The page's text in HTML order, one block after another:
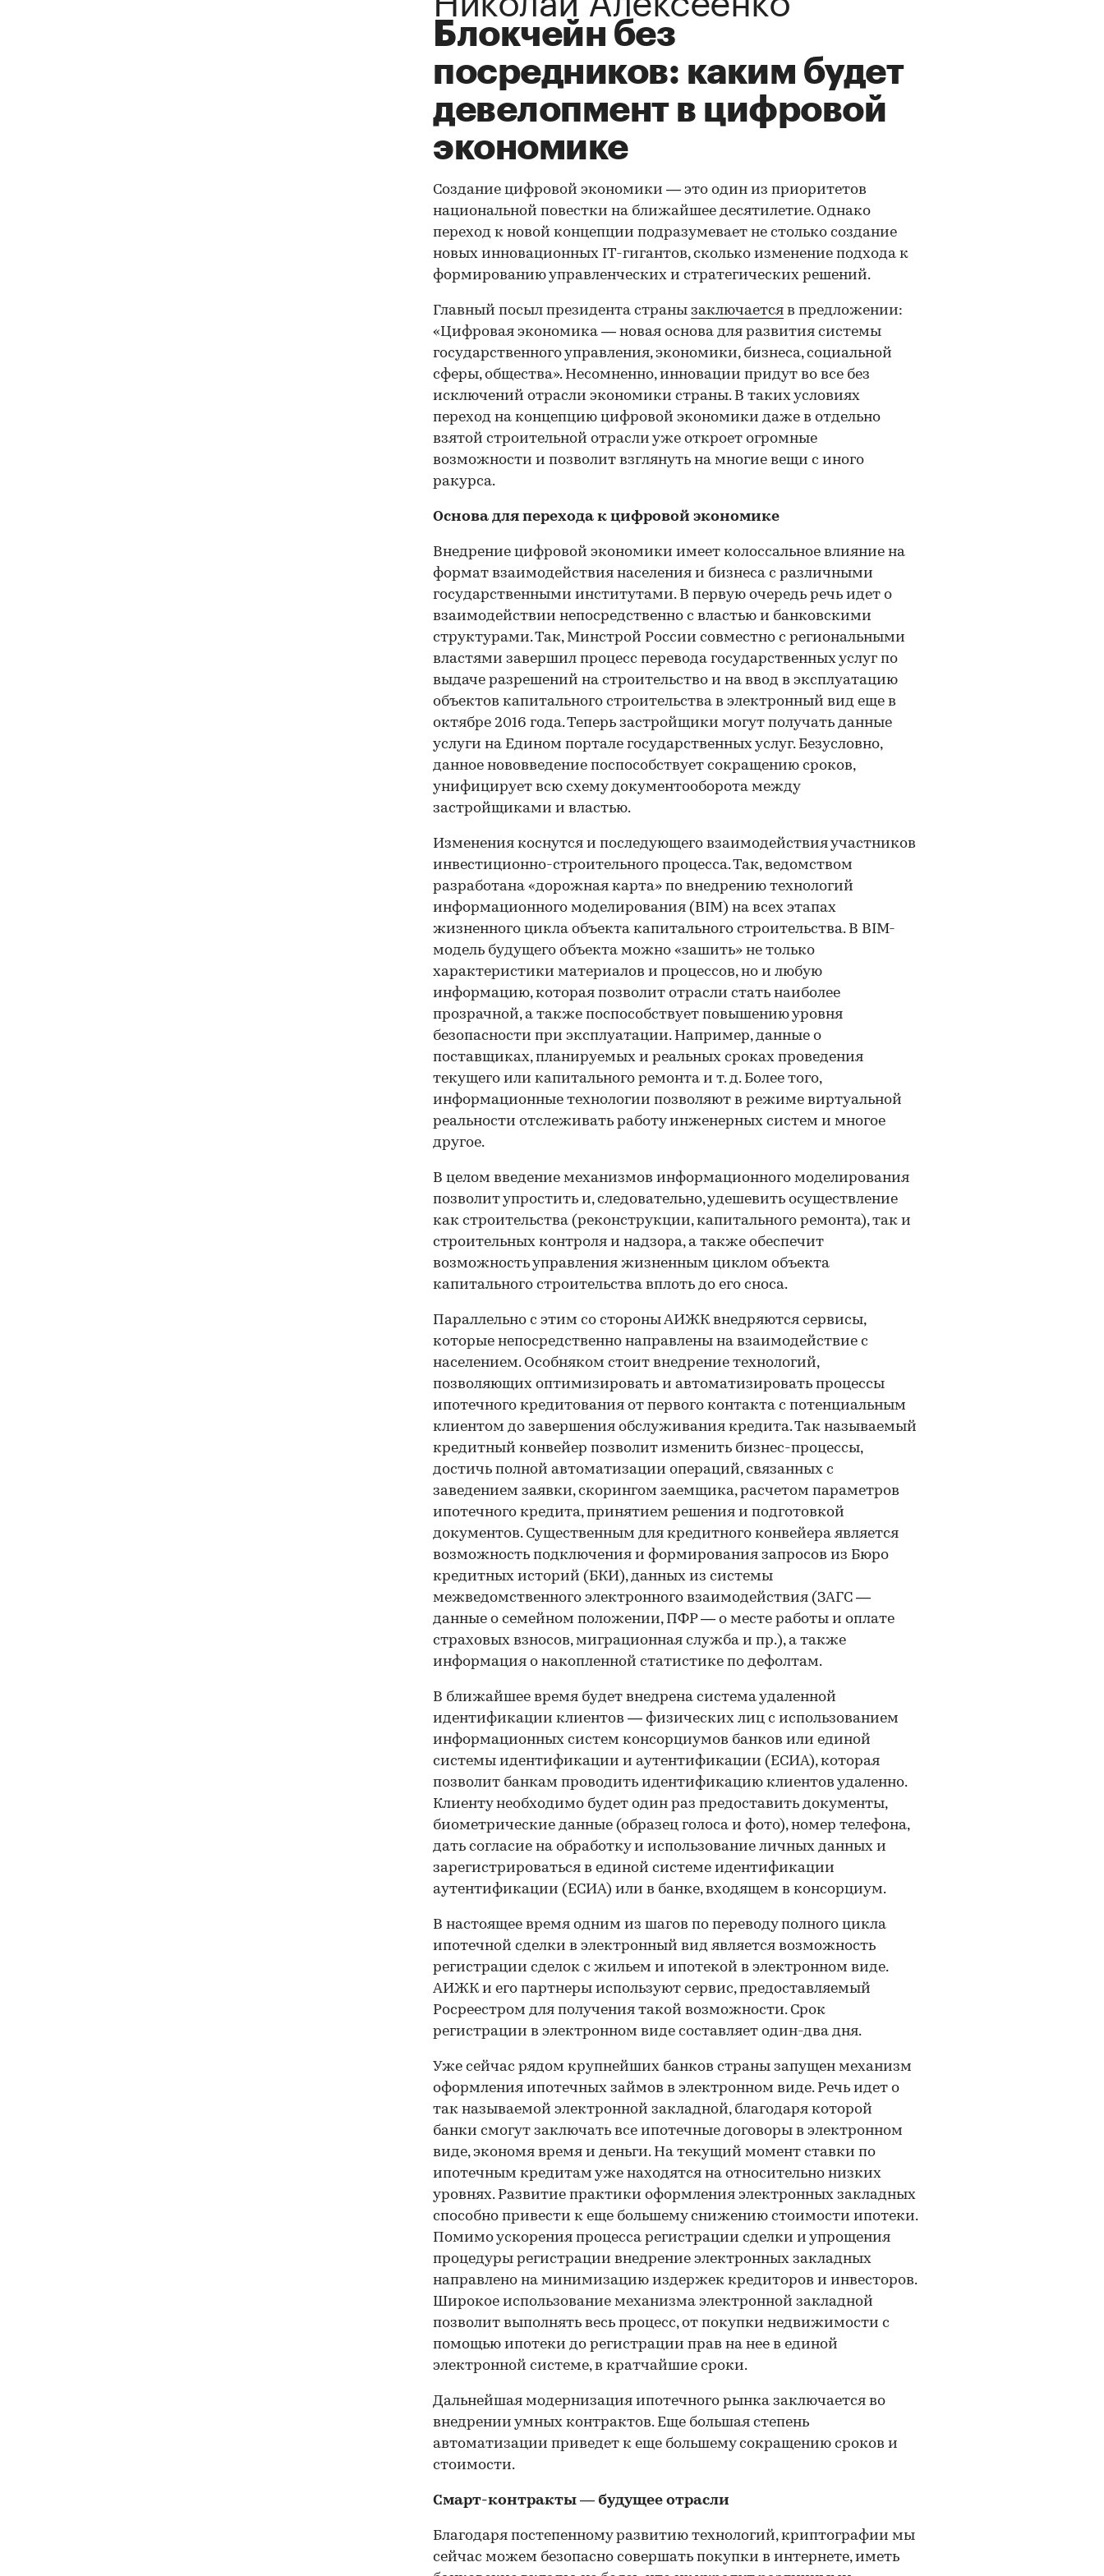
Блокчейн без
посредников: каким будет
девелопмент в цифровой
экономике
Создание цифровой экономики — это один из приоритетов
национальной повестки на ближайшее десятилетие. Однако
переход к новой концепции подразумевает не столько создание
новых инновационных IT-гигантов, сколько изменение подхода к
формированию управленческих и стратегических решений.
Главный посыл президента страны заключается в предложении:
«Цифровая экономика — новая основа для развития системы
государственного управления, экономики, бизнеса, социальной
сферы, общества». Несомненно, инновации придут во все без
исключений отрасли экономики страны. В таких условиях
переход на концепцию цифровой экономики даже в отдельно
взятой строительной отрасли уже откроет огромные
возможности и позволит взглянуть на многие вещи с иного
ракурса.
Основа для перехода к цифровой экономике
Внедрение цифровой экономики имеет колоссальное влияние на
формат взаимодействия населения и бизнеса с различными
государственными институтами. В первую очередь речь идет о
взаимодействии непосредственно с властью и банковскими
структурами. Так, Минстрой России совместно с региональными
властями завершил процесс перевода государственных услуг по
выдаче разрешений на строительство и на ввод в эксплуатацию
объектов капитального строительства в электронный вид еще в
октябре 2016 года. Теперь застройщики могут получать данные
услуги на Едином портале государственных услуг. Безусловно,
данное нововведение поспособствует сокращению сроков,
унифицирует всю схему документооборота между
застройщиками и властью.
Изменения коснутся и последующего взаимодействия участников
инвестиционно-строительного процесса. Так, ведомством
разработана «дорожная карта» по внедрению технологий
информационного моделирования (BIM) на всех этапах
жизненного цикла объекта капитального строительства. В BIM-
модель будущего объекта можно «зашить» не только
характеристики материалов и процессов, но и любую
информацию, которая позволит отрасли стать наиболее
прозрачной, а также поспособствует повышению уровня
безопасности при эксплуатации. Например, данные о
поставщиках, планируемых и реальных сроках проведения
текущего или капитального ремонта и т. д. Более того,
информационные технологии позволяют в режиме виртуальной
реальности отслеживать работу инженерных систем и многое
другое.
В целом введение механизмов информационного моделирования
позволит упростить и, следовательно, удешевить осуществление
как строительства (реконструкции, капитального ремонта), так и
строительных контроля и надзора, а также обеспечит
возможность управления жизненным циклом объекта
капитального строительства вплоть до его сноса.
Параллельно с этим со стороны АИЖК внедряются сервисы,
которые непосредственно направлены на взаимодействие с
населением. Особняком стоит внедрение технологий,
позволяющих оптимизировать и автоматизировать процессы
ипотечного кредитования от первого контакта с потенциальным
клиентом до завершения обслуживания кредита. Так называемый
кредитный конвейер позволит изменить бизнес-процессы,
достичь полной автоматизации операций, связанных с
заведением заявки, скорингом заемщика, расчетом параметров
ипотечного кредита, принятием решения и подготовкой
документов. Существенным для кредитного конвейера является
возможность подключения и формирования запросов из Бюро
кредитных историй (БКИ), данных из системы
межведомственного электронного взаимодействия (ЗАГС —
данные о семейном положении, ПФР — о месте работы и оплате
страховых взносов, миграционная служба и пр.), а также
информация о накопленной статистике по дефолтам.
В ближайшее время будет внедрена система удаленной
идентификации клиентов — физических лиц с использованием
информационных систем консорциумов банков или единой
системы идентификации и аутентификации (ЕСИА), которая
позволит банкам проводить идентификацию клиентов удаленно.
Клиенту необходимо будет один раз предоставить документы,
биометрические данные (образец голоса и фото), номер телефона,
дать согласие на обработку и использование личных данных и
зарегистрироваться в единой системе идентификации
аутентификации (ЕСИА) или в банке, входящем в консорциум.
В настоящее время одним из шагов по переводу полного цикла
ипотечной сделки в электронный вид является возможность
регистрации сделок с жильем и ипотекой в электронном виде.
АИЖК и его партнеры используют сервис, предоставляемый
Росреестром для получения такой возможности. Срок
регистрации в электронном виде составляет один-два дня.
Уже сейчас рядом крупнейших банков страны запущен механизм
оформления ипотечных займов в электронном виде. Речь идет о
так называемой электронной закладной, благодаря которой
банки смогут заключать все ипотечные договоры в электронном
виде, экономя время и деньги. На текущий момент ставки по
ипотечным кредитам уже находятся на относительно низких
уровнях. Развитие практики оформления электронных закладных
способно привести к еще большему снижению стоимости ипотеки.
Помимо ускорения процесса регистрации сделки и упрощения
процедуры регистрации внедрение электронных закладных
направлено на минимизацию издержек кредиторов и инвесторов.
Широкое использование механизма электронной закладной
позволит выполнять весь процесс, от покупки недвижимости с
помощью ипотеки до регистрации прав на нее в единой
электронной системе, в кратчайшие сроки.
Дальнейшая модернизация ипотечного рынка заключается во
внедрении умных контрактов. Еще большая степень
автоматизации приведет к еще большему сокращению сроков и
стоимости.
Смарт-контракты — будущее отрасли
Благодаря постепенному развитию технологий, криптографии мы
сейчас можем безопасно совершать покупки в интернете, иметь